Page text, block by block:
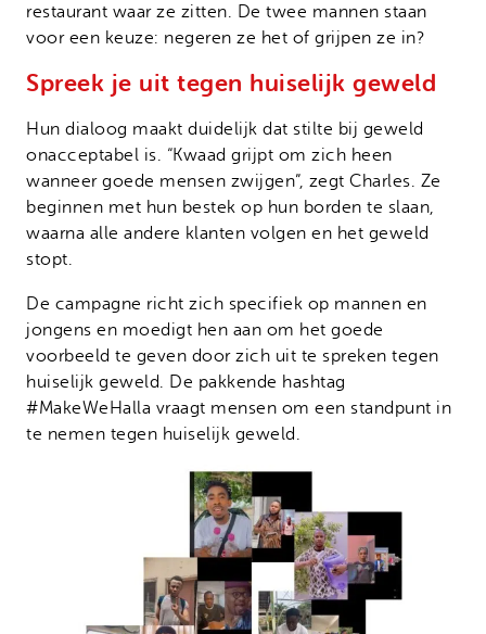
restaurant waar ze zitten. De twee mannen staan
voor een keuze: negeren ze het of grijpen ze in?
Spreek je uit tegen huiselijk geweld
Hun dialoog maakt duidelijk dat stilte bij geweld
onacceptabel is. “Kwaad grijpt om zich heen
wanneer goede mensen zwijgen”, zegt Charles. Ze
beginnen met hun bestek op hun borden te slaan,
waarna alle andere klanten volgen en het geweld
stopt.
De campagne richt zich specifiek op mannen en
jongens en moedigt hen aan om het goede
voorbeeld te geven door zich uit te spreken tegen
huiselijk geweld. De pakkende hashtag
#MakeWeHalla vraagt mensen om een standpunt in
te nemen tegen huiselijk geweld.